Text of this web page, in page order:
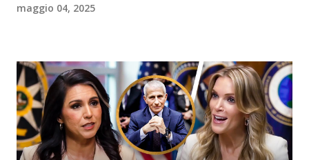
maggio 04, 2025